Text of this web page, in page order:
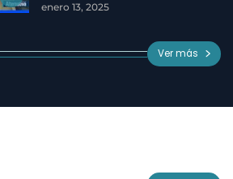
enero 13, 2025
Ver más